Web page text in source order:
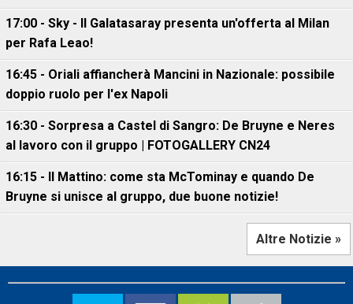
17:00 - Sky - Il Galatasaray presenta un'offerta al Milan
per Rafa Leao!
16:45 - Oriali affiancherà Mancini in Nazionale: possibile
doppio ruolo per l'ex Napoli
16:30 - Sorpresa a Castel di Sangro: De Bruyne e Neres
al lavoro con il gruppo | FOTOGALLERY CN24
16:15 - Il Mattino: come sta McTominay e quando De
Bruyne si unisce al gruppo, due buone notizie!
Altre Notizie »